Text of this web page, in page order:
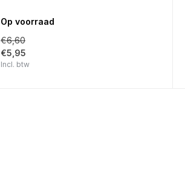
Op voorraad
€6,60
€5,95
Incl. btw